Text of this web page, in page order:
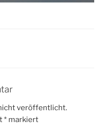
veröffentlicht.
* markiert